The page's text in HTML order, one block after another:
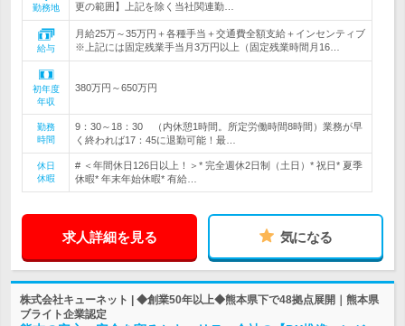
勤務地
更の範囲】上記を除く当社関連勤…
給与
月給25万～35万円＋各種手当＋交通費全額支給＋インセンティブ
※上記には固定残業手当月3万円以上（固定残業時間月16…
初年度
年収
380万円～650万円
勤務
時間
9：30～18：30 （内休憩1時間。所定労働時間8時間）業務が早
く終われば17：45に退勤可能！最…
休日
休暇
# ＜年間休日126日以上！＞* 完全週休2日制（土日）* 祝日* 夏季
休暇* 年末年始休暇* 有給…
求人詳細を見る 気になる
株式会社キューネット | ◆創業50年以上◆熊本県下で48拠点展開｜熊本県
ブライト企業認定